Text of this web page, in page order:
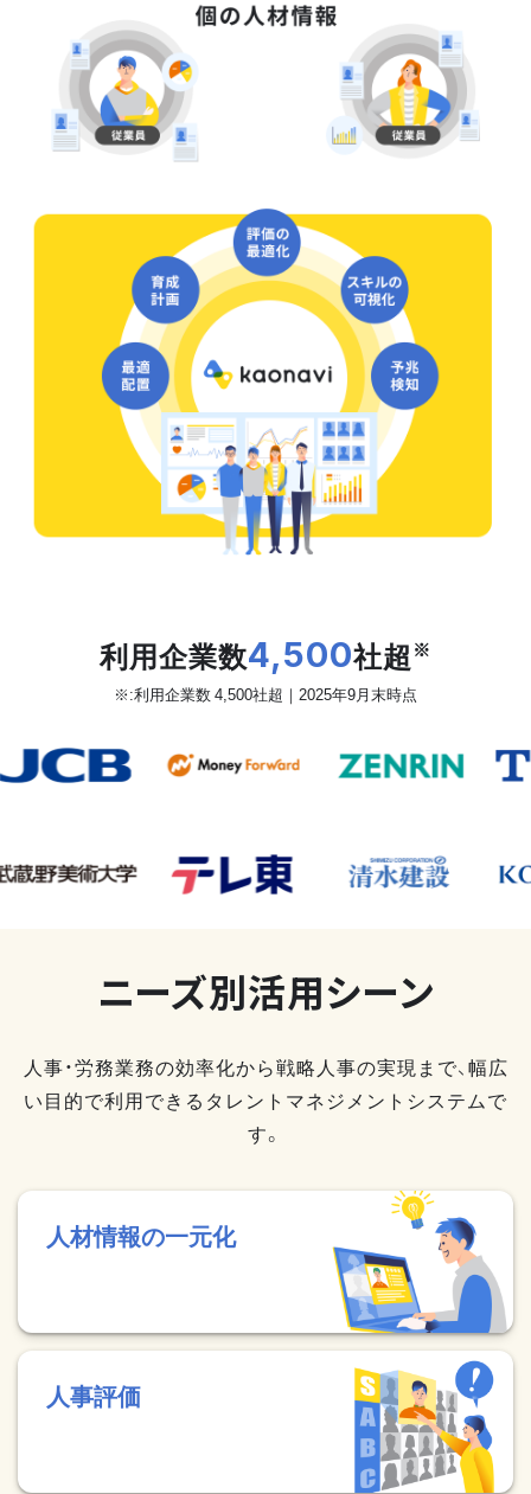
利用企業数4,500社超 ※
※:利用企業数 4,500社超｜2025年9月末時点
ニーズ別活用シーン
人事・労務業務の効率化から戦略人事の実現まで、幅広
い目的で利用できるタレントマネジメントシステムで
す。
人材情報の一元化
人事評価